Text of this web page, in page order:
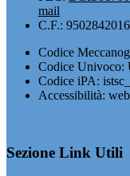
mail
C.F.:
Codice
Codice Univoco:
Codice iPA:
Accessibilità:
Sezione Link Utili